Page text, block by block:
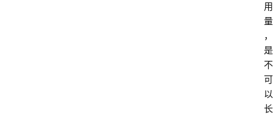
用
量
，
是
不
可
以
长